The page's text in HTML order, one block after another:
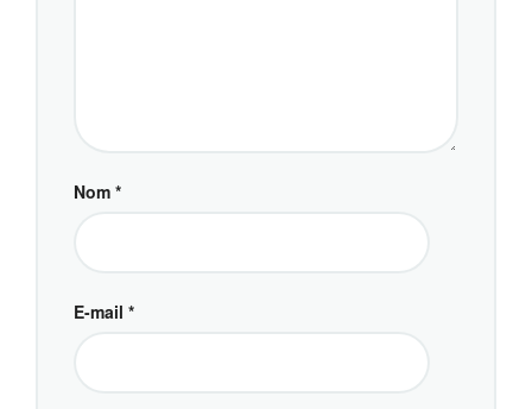
Nom *
E-mail *